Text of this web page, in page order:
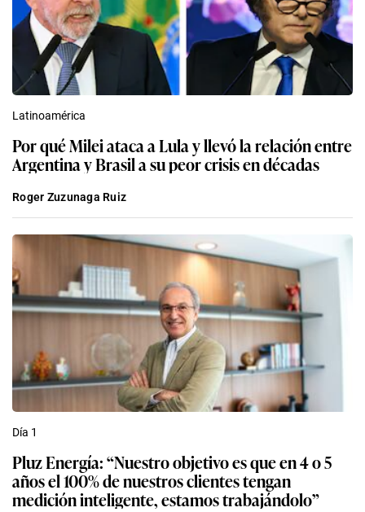
Latinoamérica
Por qué Milei ataca a Lula y llevó la relación entre
Argentina y Brasil a su peor crisis en décadas
Roger Zuzunaga Ruiz
Día 1
Pluz Energía: “Nuestro objetivo es que en 4 o 5
años el 100% de nuestros clientes tengan
medición inteligente, estamos trabajándolo”